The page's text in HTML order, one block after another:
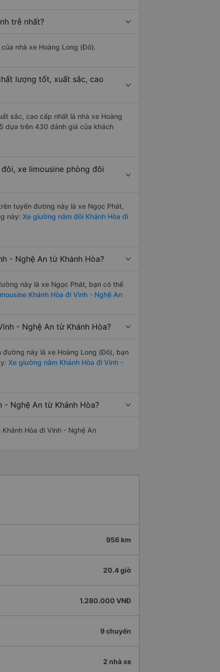
trễ nhất?
nhà xe Hoàng Long (Đỏ).
lượng tốt, xuất sắc, cao
sắc, cao cấp nhất là nhà xe Hoàng
dựa trên 430 đánh giá của khách
xe limousine phòng đôi
tuyến đường này là xe Ngọc Phát,
này: Xe giường nằm đôi Khánh Hòa đi
- Nghệ An từ Khánh Hòa?
này là xe Ngọc Phát, bạn có thể
Khánh Hòa đi Vinh - Nghệ An
- Nghệ An từ Khánh Hòa?
này là xe Hoàng Long (Đỏ), bạn
Xe giường nằm Khánh Hòa đi Vinh -
Nghệ An từ Khánh Hòa?
Hòa đi Vinh - Nghệ An
956 km
20.4 giờ
1.280.000 VNĐ
9 chuyến
2 nhà xe